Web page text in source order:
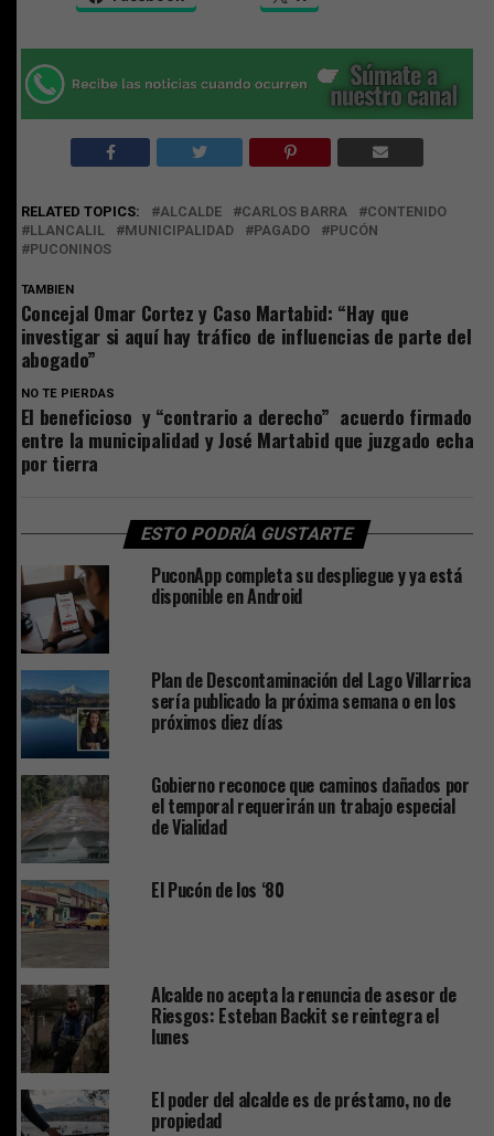
RELATED TOPICS: ALCALDE CARLOS BARRA
CONTENIDO
LLANCALIL
MUNICIPALIDAD PAGADO
PUCÓN
PUCONINOS
TAMBIEN
Concejal Omar Cortez y Caso Martabid: “Hay que
investigar si aquí hay tráfico de influencias de parte del
abogado”
NO TE PIERDAS
El beneficioso y “contrario a derecho” acuerdo firmado
entre la municipalidad y José Martabid que juzgado echa
por tierra
ESTO PODRÍA GUSTARTE
PuconApp completa su despliegue y ya está
disponible en Android
Plan de Descontaminación del Lago Villarrica
sería publicado la próxima semana o en los
próximos diez días
Gobierno reconoce que caminos dañados por
el temporal requerirán un trabajo especial
de Vialidad
El Pucón de los ‘80
Alcalde no acepta la renuncia de asesor de
Riesgos: Esteban Backit se reintegra el
lunes
El poder del alcalde es de préstamo, no de
propiedad